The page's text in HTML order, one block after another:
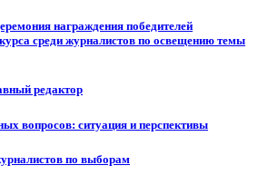
награждения победителей
среди журналистов по освещению темы
редактор
вопросов: ситуация и перспективы
по выборам